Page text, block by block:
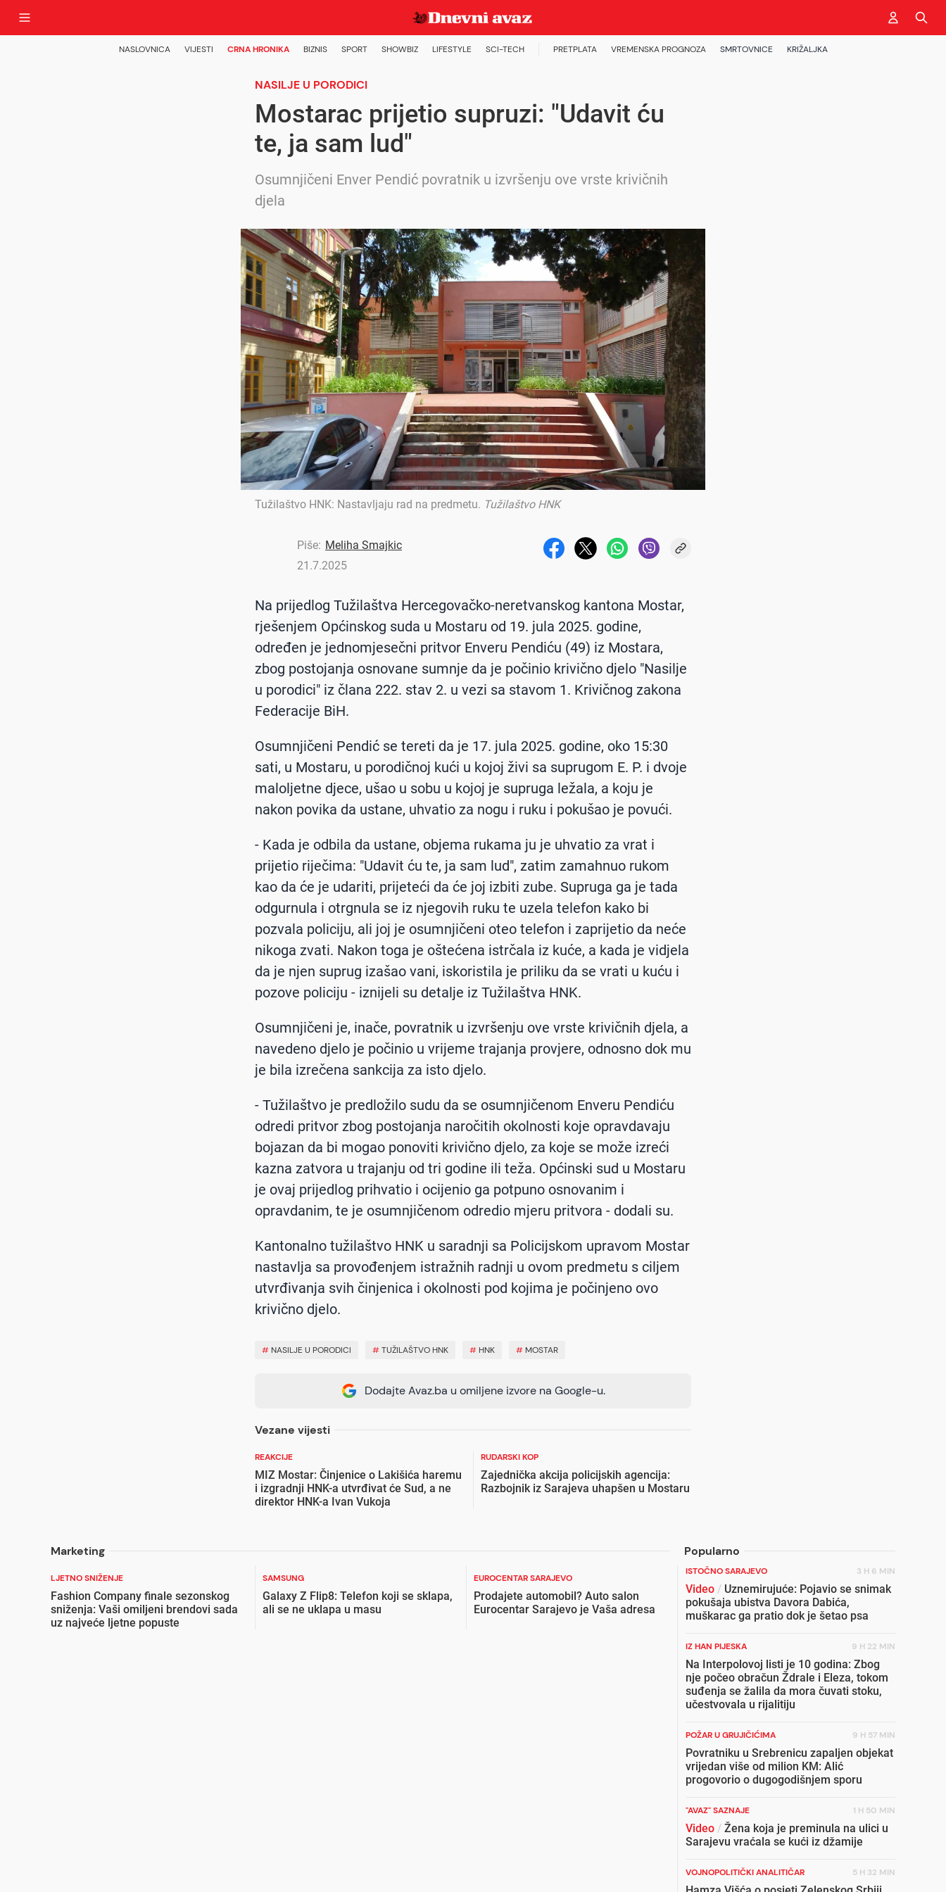
NASLOVNICA VIJESTI CRNA HRONIKA BIZNIS SPORT SHOWBIZ LIFESTYLE SCI-TECH PRETPLATA VREMENSKA PROGNOZA SMRTOVNICE KRIŽALJKA
NASILJE U PORODICI
Mostarac prijetio supruzi: "Udavit ću
te, ja sam lud"
Osumnjičeni Enver Pendić povratnik u izvršenju ove vrste krivičnih
djela
Tužilaštvo HNK: Nastavljaju rad na predmetu. Tužilaštvo HNK
Piše: Meliha Smajkic
21.7.2025
Na prijedlog Tužilaštva Hercegovačko-neretvanskog kantona Mostar,
rješenjem Općinskog suda u Mostaru od 19. jula 2025. godine,
određen je jednomjesečni pritvor Enveru Pendiću (49) iz Mostara,
zbog postojanja osnovane sumnje da je počinio krivično djelo "Nasilje
u porodici" iz člana 222. stav 2. u vezi sa stavom 1. Krivičnog zakona
Federacije BiH.
Osumnjičeni Pendić se tereti da je 17. jula 2025. godine, oko 15:30
sati, u Mostaru, u porodičnoj kući u kojoj živi sa suprugom E. P. i dvoje
maloljetne djece, ušao u sobu u kojoj je supruga ležala, a koju je
nakon povika da ustane, uhvatio za nogu i ruku i pokušao je povući.
- Kada je odbila da ustane, objema rukama ju je uhvatio za vrat i
prijetio riječima: "Udavit ću te, ja sam lud", zatim zamahnuo rukom
kao da će je udariti, prijeteći da će joj izbiti zube. Supruga ga je tada
odgurnula i otrgnula se iz njegovih ruku te uzela telefon kako bi
pozvala policiju, ali joj je osumnjičeni oteo telefon i zaprijetio da neće
nikoga zvati. Nakon toga je oštećena istrčala iz kuće, a kada je vidjela
da je njen suprug izašao vani, iskoristila je priliku da se vrati u kuću i
pozove policiju - iznijeli su detalje iz Tužilaštva HNK.
Osumnjičeni je, inače, povratnik u izvršenju ove vrste krivičnih djela, a
navedeno djelo je počinio u vrijeme trajanja provjere, odnosno dok mu
je bila izrečena sankcija za isto djelo.
- Tužilaštvo je predložilo sudu da se osumnjičenom Enveru Pendiću
odredi pritvor zbog postojanja naročitih okolnosti koje opravdavaju
bojazan da bi mogao ponoviti krivično djelo, za koje se može izreći
kazna zatvora u trajanju od tri godine ili teža. Općinski sud u Mostaru
je ovaj prijedlog prihvatio i ocijenio ga potpuno osnovanim i
opravdanim, te je osumnjičenom odredio mjeru pritvora - dodali su.
Kantonalno tužilaštvo HNK u saradnji sa Policijskom upravom Mostar
nastavlja sa provođenjem istražnih radnji u ovom predmetu s ciljem
utvrđivanja svih činjenica i okolnosti pod kojima je počinjeno ovo
krivično djelo.
# NASILJE U PORODICI #TUŽILAŠTVO HNK # HNK # MOSTAR
Dodajte Avaz.ba u omiljene izvore na Google-u.
Vezane vijesti
REAKCIJE
MIZ Mostar: Činjenice o Lakišića haremu
i izgradnji HNK-a utvrđivat će Sud, a ne
direktor HNK-a Ivan Vukoja
RUDARSKI KOP
Zajednička akcija policijskih agencija:
Razbojnik iz Sarajeva uhapšen u Mostaru
Marketing Popularno
LJETNO SNIŽENJE
Fashion Company finale sezonskog
sniženja: Vaši omiljeni brendovi sada
uz najveće ljetne popuste
SAMSUNG
Galaxy Z Flip8: Telefon koji se sklapa,
ali se ne uklapa u masu
EUROCENTAR SARAJEVO
Prodajete automobil? Auto salon
Eurocentar Sarajevo je Vaša adresa
ISTOČNO SARAJEVO 3 H 6 MIN
Video / Uznemirujuće: Pojavio se snimak
pokušaja ubistva Davora Dabića,
muškarac ga pratio dok je šetao psa
IZ HAN PIJESKA 9 H 22 MIN
Na Interpolovoj listi je 10 godina: Zbog
nje počeo obračun Ždrale i Eleza, tokom
suđenja se žalila da mora čuvati stoku,
učestvovala u rijalitiju
POŽAR U GRUJIČIĆIMA 9 H 57 MIN
Povratniku u Srebrenicu zapaljen objekat
vrijedan više od milion KM: Alić
progovorio o dugogodišnjem sporu
"AVAZ" SAZNAJE 1 H 50 MIN
Video / Žena koja je preminula na ulici u
Sarajevu vraćala se kući iz džamije
VOJNOPOLITIČKI ANALITIČAR 5 H 32 MIN